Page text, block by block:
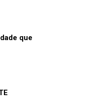
que